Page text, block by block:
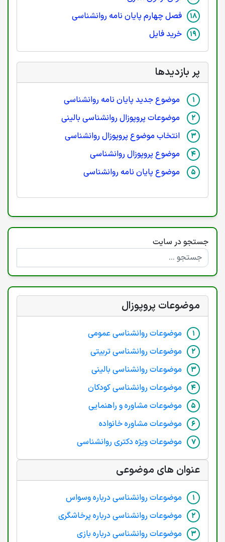
فصل چهارم پایان نامه روانشناسی
خرید فایل
پر بازدیدها
موضوع جدید پایان نامه روانشناسی
موضوعات پروپوزال روانشناسی بالینی
انتخاب موضوع پروپوزال روانشناسی
موضوع پروپوزال روانشناسی
موضوع پایان نامه روانشناسی
جستجو در سایت
موضوعات پروپوزال
موضوعات روانشناسی عمومی
موضوعات روانشناسی تربیتی
موضوعات روانشناسی بالینی
موضوعات روانشناسی کودکان
موضوعات مشاوره و راهنمایی
موضوعات مشاوره خانواده
موضوعات ویژه دکتری روانشناسی
عنوان های موضوعی
موضوعات روانشناسی درباره وسواس
موضوعات روانشناسی درباره پرخاشگری
موضوعات روانشناسی درباره بازی